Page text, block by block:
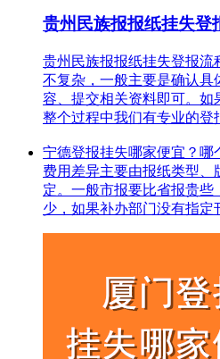
贵州民族报报纸挂失登
贵州民族报报纸挂失登报
不复杂，一般主要是确认具
容、提交相关资料即可。如
整个过程中我们有专业的登
宁德登报挂失哪家便宜？哪
费用差异主要由报纸类型
定。一般市报要比省报贵些
少，如果补办部门没有指定